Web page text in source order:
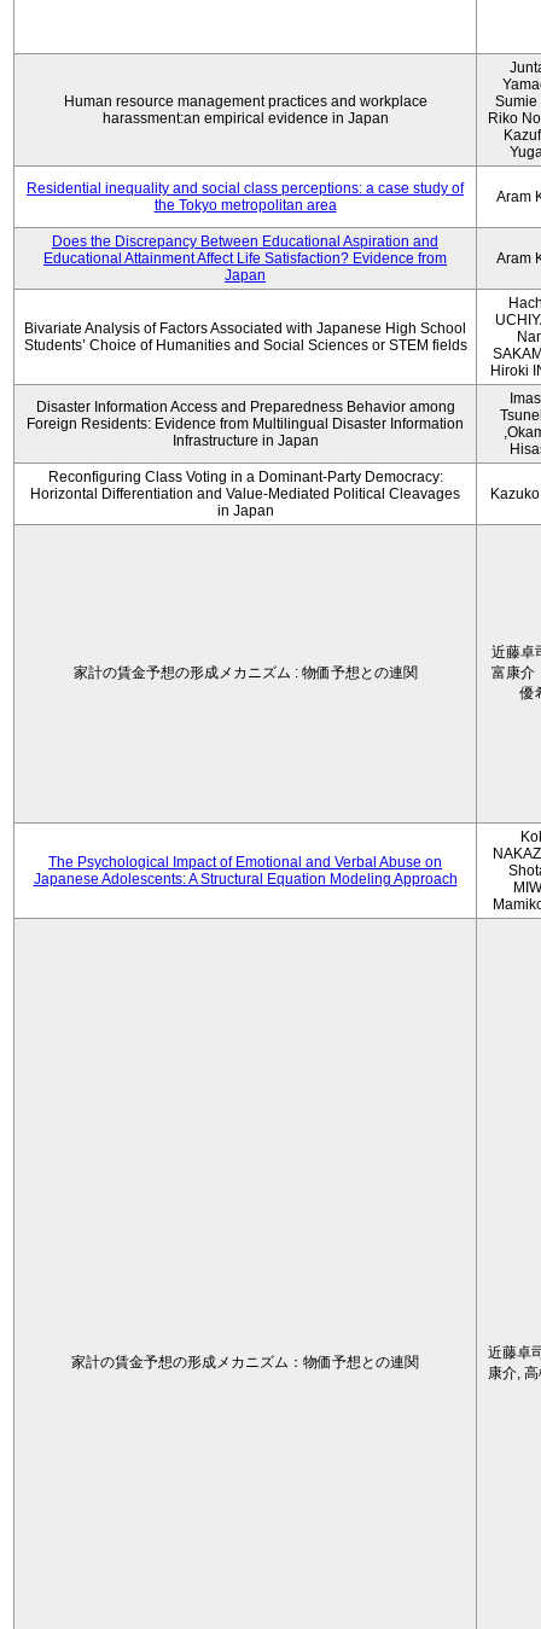
Human resource management practices and workplace
harassment:an empirical evidence in Japan
Sumie
Riko
Residential inequality and social class perceptions: a case study of
the Tokyo metropolitan area
Aram
Does the Discrepancy Between Educational Aspiration and
Educational Attainment Affect Life Satisfaction? Evidence from
Japan
Aram
Bivariate Analysis of Factors Associated with Japanese High School
Students’ Choice of Humanities and Social Sciences or STEM fields
Hiroki
Disaster Information Access and Preparedness Behavior among
Foreign Residents: Evidence from Multilingual Disaster Information
Infrastructure in Japan
Reconfiguring Class Voting in a Dominant-Party Democracy:
Horizontal Differentiation and Value-Mediated Political Cleavages
in Japan
家計の賃金予想の形成メカニズム : 物価予想との連関
近藤卓
富康介
優
The Psychological Impact of Emotional and Verbal Abuse on
Japanese Adolescents: A Structural Equation Modeling Approach
家計の賃金予想の形成メカニズム：物価予想との連関
近藤卓
康介,